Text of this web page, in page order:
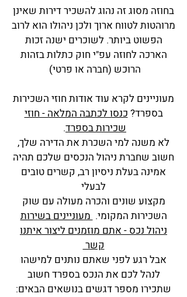
בחוזה מסוג זה נהוג להשכיר דירות שאינן
מרוהטות לטווח ארוך ולכן ניהולו הוא לרוב
הפשוט ביותר. לשוכרים ישנה זכות
הארכה לחוזה עפ"י חוק כתלות בזהות
הרוכש (חברה או פרטי)
מעוניינים לקרא עוד אודות חוזי השכירות
בספרד?כנסו לכתבה המלאה - חוזי
שכירות בספרד.
לא משנה למי השכרת את הדירה שלך,
חשוב שחברת ניהול הנכסים שלכם תהיה
אמינה בעלת ניסיון רב, קשרים טובים
לבעלי
מקצוע שונים והכרה מעולה עם שוק
השכירות המקומי.מעוניינים בשירות
ניהול נכס - אתם מוזמנים ליצור איתנו
קשר
אבל רגע לפני שאתם נותנים למישהו
לנהל לכם את הנכס בספרד חשוב
שתכירו מספר דגשים בנושאים הבאים: